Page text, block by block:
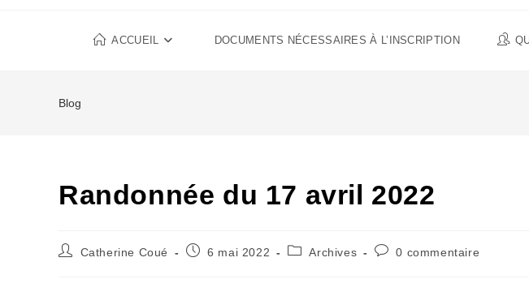
ACCUEIL DOCUMENTS NÉCESSAIRES À L’INSCRIPTION
Blog
Randonnée du 17 avril 2022
Catherine Coué 6 mai 2022 Archives 0 commentaire